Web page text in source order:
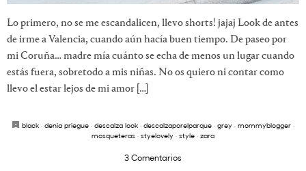
Lo primero, no se me escandalicen, llevo shorts! jajaj Look de antes
de irme a Valencia, cuando aún hacía buen tiempo. De paseo por
mi Coruña… madre mía cuánto se echa de menos un lugar cuando
estás fuera, sobretodo a mis niñas. No os quiero ni contar como
llevo el estar lejos de mi amor […]
black · denia priegue · descalza look · descalzaporelparque · grey · mommyblogger ·
mosqueteras · styelovely · style · zara
3 Comentarios